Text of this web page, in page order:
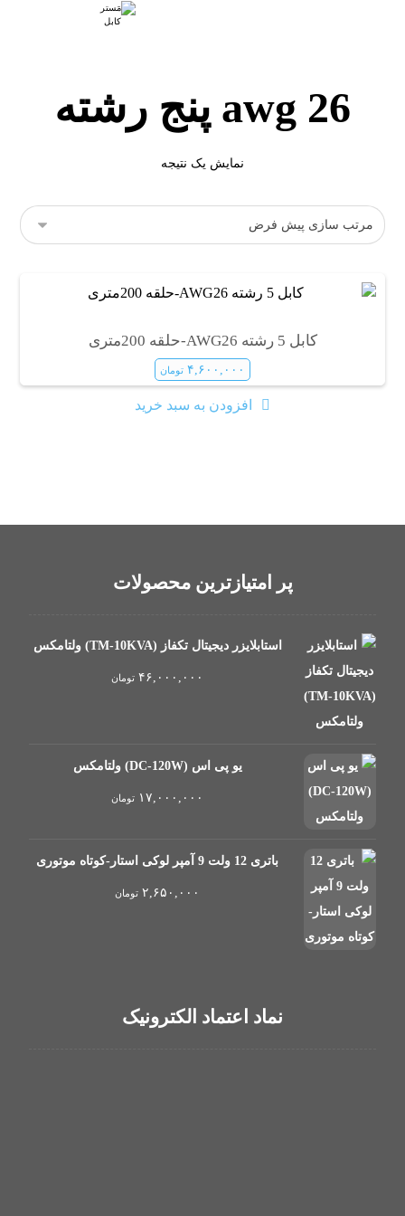
awg 26 پنج رشته
نمایش یک نتیجه
کابل 5 رشته AWG26-حلقه 200متری
۴,۶۰۰,۰۰۰ تومان
افزودن به سبد خرید
پر امتیازترین محصولات
استابلایزر دیجیتال تکفاز (TM-10KVA) ولتامکس
۴۶,۰۰۰,۰۰۰ تومان
یو پی اس (DC-120W) ولتامکس
۱۷,۰۰۰,۰۰۰ تومان
باتری 12 ولت 9 آمپر لوکی استار-کوتاه موتوری
۲,۶۵۰,۰۰۰ تومان
نماد اعتماد الکترونیک